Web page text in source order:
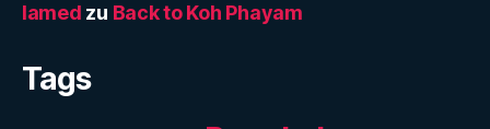
lamed zu Back to Koh Phayam
Tags